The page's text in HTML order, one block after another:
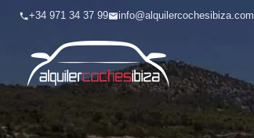
+34 971 34 37 99 info@alquilercochesibiza.com